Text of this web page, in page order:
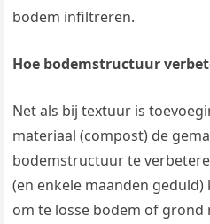
bodem infiltreren.
Hoe bodemstructuur
Net als bij textuur is
materiaal (compost) de
bodemstructuur te
(en enkele maanden
om te losse bodem of